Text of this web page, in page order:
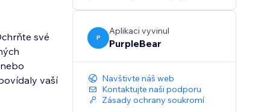
své
vaší
P
Aplikaci vyvinul
PurpleBear
Navštivte náš web
Kontaktujte naši podporu
Zásady ochrany soukromí